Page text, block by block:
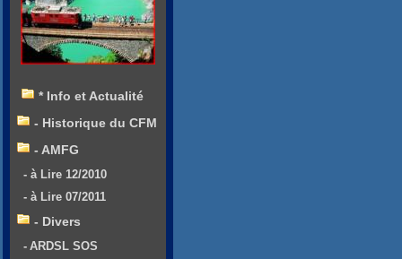
* Info et Actualité
- Historique du CFM
- AMFG
- à Lire 12/2010
- à Lire 07/2011
- Divers
- ARDSL SOS